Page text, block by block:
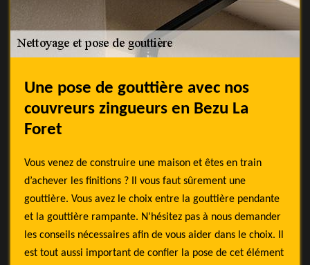
Une pose de gouttière avec nos
couvreurs zingueurs en Bezu La
Foret
Vous venez de construire une maison et êtes en train
d’achever les finitions ? Il vous faut sûrement une
gouttière. Vous avez le choix entre la gouttière pendante
et la gouttière rampante. N’hésitez pas à nous demander
les conseils nécessaires afin de vous aider dans le choix. Il
est tout aussi important de confier la pose de cet élément